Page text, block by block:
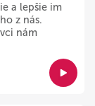
a lepšie im
z nás.
nám